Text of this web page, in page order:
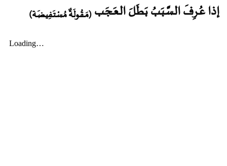
إذا عُـرِفَ السَّبَـبُ بَطَـلَ العَـجَـب(مَـقُولَةٌ مُسْتَفِيضَـة)